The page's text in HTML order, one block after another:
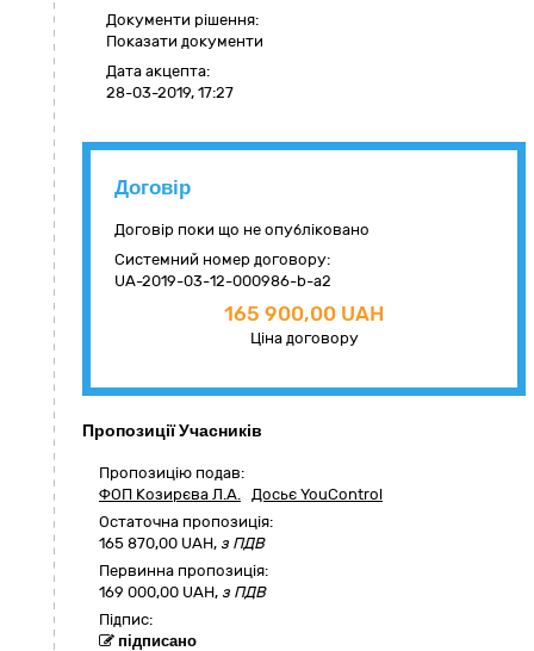
Документи рішення:
Показати документи
Дата акцепта:
28-03-2019, 17:27
Договір
Договір поки що не опубліковано
Системний номер договору:
UA-2019-03-12-000986-b-a2
165 900,00 UAH
Ціна договору
Пропозиції Учасників
Пропозицію подав:
ФОП Козирєва Л.А. Досьє YouControl
Остаточна пропозиція:
165 870,00 UAH, з ПДВ
Первинна пропозиція:
169 000,00 UAH, з ПДВ
Підпис:
підписано